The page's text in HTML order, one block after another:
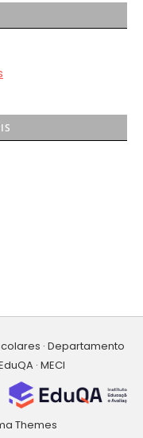
· Departamento
· MECI
Themes